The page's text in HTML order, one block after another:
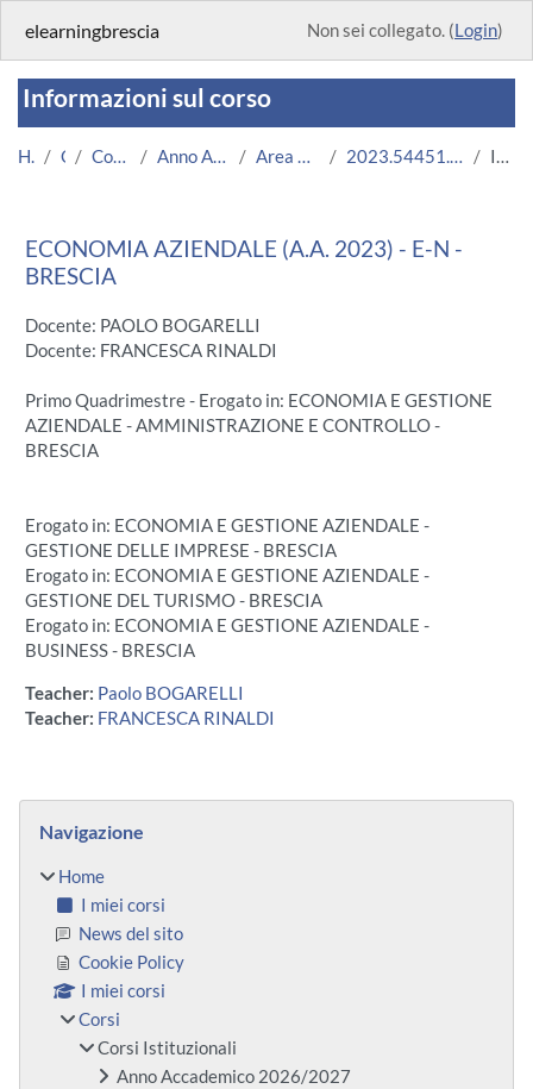
elearningbrescia Non sei collegato. (Login)
Informazioni sul corso
Home Corsi Corsi Istituzionali Anno Accademico 2023/2024 Area Economico-Statistica 2023.54451.2019.111.A000007.E-N_11974 Introduzione
ECONOMIA AZIENDALE (A.A. 2023) - E-N -
BRESCIA
Docente: PAOLO BOGARELLI
Docente: FRANCESCA RINALDI
Primo Quadrimestre - Erogato in: ECONOMIA E GESTIONE
AZIENDALE - AMMINISTRAZIONE E CONTROLLO -
BRESCIA
Erogato in: ECONOMIA E GESTIONE AZIENDALE -
GESTIONE DELLE IMPRESE - BRESCIA
Erogato in: ECONOMIA E GESTIONE AZIENDALE -
GESTIONE DEL TURISMO - BRESCIA
Erogato in: ECONOMIA E GESTIONE AZIENDALE -
BUSINESS - BRESCIA
Teacher: Paolo BOGARELLI
Teacher: FRANCESCA RINALDI
Blocchi
Navigazione
Home
I miei corsi
News del sito
Cookie Policy
I miei corsi
Corsi
Corsi Istituzionali
Anno Accademico 2026/2027